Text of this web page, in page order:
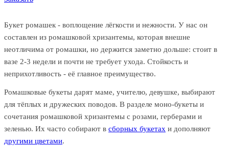
Букет ромашек - воплощение лёгкости и нежности. У нас он
составлен из ромашковой хризантемы, которая внешне
неотличима от ромашки, но держится заметно дольше: стоит в
вазе 2-3 недели и почти не требует ухода. Стойкость и
неприхотливость - её главное преимущество.
Ромашковые букеты дарят маме, учителю, девушке, выбирают
для тёплых и дружеских поводов. В разделе моно-букеты и
сочетания ромашковой хризантемы с розами, герберами и
зеленью. Их часто собирают в сборных букетах и дополняют
другими цветами.